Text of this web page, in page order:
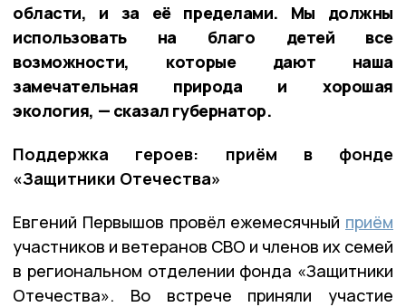
области, и за её пределами. Мы должны
использовать на благо детей все
возможности, которые дают наша
замечательная природа и хорошая
экология, — сказал губернатор.
Поддержка героев: приём в фонде
«Защитники Отечества»
Евгений Первышов провёл ежемесячный приём
участников и ветеранов СВО и членов их семей
в региональном отделении фонда «Защитники
Отечества». Во встрече приняли участие